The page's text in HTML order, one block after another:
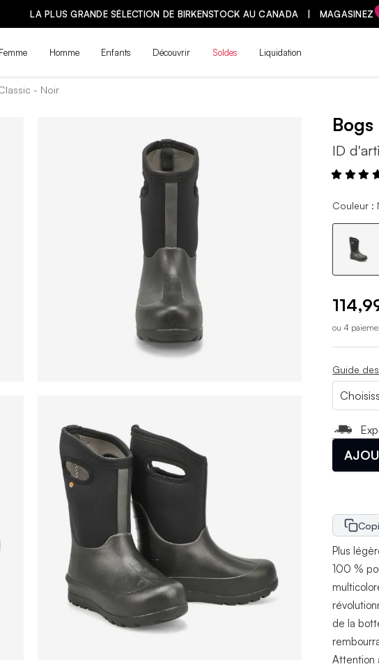
LA PLUS GRANDE SÉLECTION DE BIRKENSTOCK AU CANADA | MAGASINEZ
Femme Homme Enfants Découvrir Soldes Liquidation
- Noir
Bogs
ID
Couleur :
ou 4
Guide
Plus
100 %
de la
Attention